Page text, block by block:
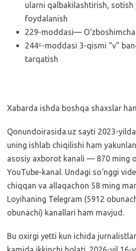
ularni qalbakilashtirish, sotish
foydalanish
229-moddasi—
244⁶-moddasi 3-qismi “v”
tarqatish
Xabarda ishda boshqa shaxslar
Qonundoirasida.uz sayti 2023-
uning ishlab chiqilishi ham
asosiy axborot kanali — 870 ming
YouTube-kanal. Undagi so‘nggi
chiqqan va allaqachon 58 ming
Loyihaning Telegram (5912
obunachi) kanallari ham mavjud.
Bu oxirgi yetti kun ichida